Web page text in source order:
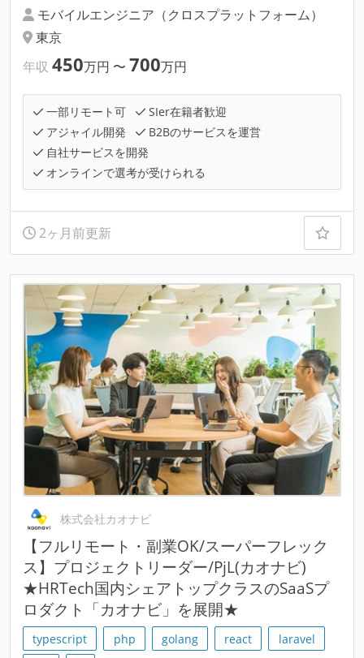
モバイルエンジニア（クロスプラットフォーム）
東京
年収 450万円 〜 700万円
一部リモート可
SIer在籍者歓迎
アジャイル開発
B2Bのサービスを運営
自社サービスを開発
オンラインで選考が受けられる
2ヶ月前更新
株式会社カオナビ
【フルリモート・副業OK/スーパーフレック
ス】プロジェクトリーダー/PjL(カオナビ)
★HRTech国内シェアトップクラスのSaaSプ
ロダクト「カオナビ」を展開★
typescript php golang react
laravel